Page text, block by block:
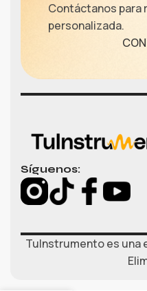
Contáctanos para
personalizada.
Síguenos:
TuInstrumento es una